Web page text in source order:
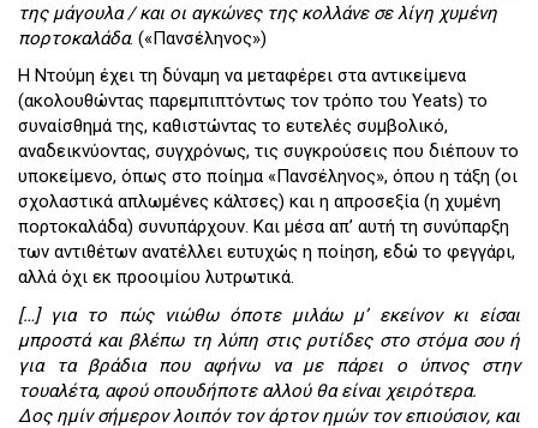
της μάγουλα / και οι αγκώνες της κολλάνε σε λίγη χυμένη
πορτοκαλάδα. («Πανσέληνος»)
Η Ντούμη έχει τη δύναμη να μεταφέρει στα αντικείμενα
(ακολουθώντας παρεμπιπτόντως τον τρόπο του Yeats) το
συναίσθημά της, καθιστώντας το ευτελές συμβολικό,
αναδεικνύοντας, συγχρόνως, τις συγκρούσεις που διέπουν το
υποκείμενο, όπως στο ποίημα «Πανσέληνος», όπου η τάξη (οι
σχολαστικά απλωμένες κάλτσες) και η απροσεξία (η χυμένη
πορτοκαλάδα) συνυπάρχουν. Και μέσα απ’ αυτή τη συνύπαρξη
των αντιθέτων ανατέλλει ευτυχώς η ποίηση, εδώ το φεγγάρι,
αλλά όχι εκ προοιμίου λυτρωτικά.
[…] για το πώς νιώθω όποτε μιλάω μ’ εκείνον κι είσαι
μπροστά και βλέπω τη λύπη στις ρυτίδες στο στόμα σου ή
για τα βράδια που αφήνω να με πάρει ο ύπνος στην
τουαλέτα, αφού οπουδήποτε αλλού θα είναι χειρότερα.
Δος ημίν σήμερον λοιπόν τον άρτον ημών τον επιούσιον, και